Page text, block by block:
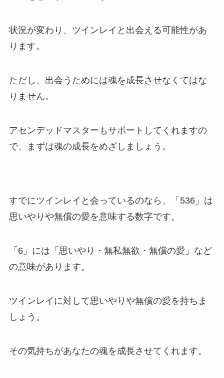
状況が変わり、ツインレイと出会える可能性があ
ります。
ただし、出会うためには魂を成長させなくてはな
りません。
アセンデッドマスターもサポートしてくれますの
で、まずは魂の成長をめざしましょう。
すでにツインレイと会っているのなら、「536」は
思いやりや無償の愛を意味する数字です。
「6」には「思いやり・無私無欲・無償の愛」など
の意味があります。
ツインレイに対して思いやりや無償の愛を持ちま
しょう。
その気持ちがあなたの魂を成長させてくれます。